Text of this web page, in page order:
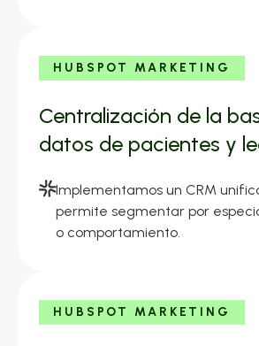
HUBSPOT MARKETING
Centralización de la
datos de pacientes y
Implementamos un CRM
permite segmentar por
o comportamiento.
HUBSPOT MARKETING